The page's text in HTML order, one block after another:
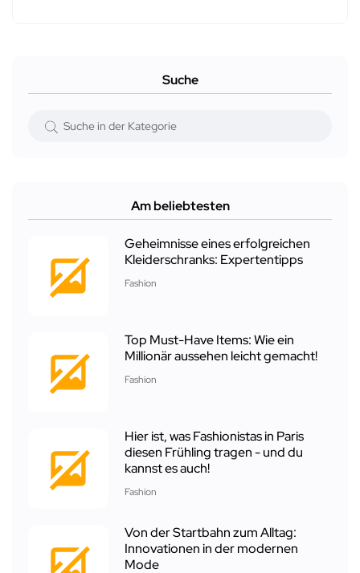
Suche
Am beliebtesten
Geheimnisse eines erfolgreichen
Kleiderschranks: Expertentipps
Fashion
Top Must-Have Items: Wie ein
Millionär aussehen leicht gemacht!
Fashion
Hier ist, was Fashionistas in Paris
diesen Frühling tragen - und du
kannst es auch!
Fashion
Von der Startbahn zum Alltag:
Innovationen in der modernen
Mode